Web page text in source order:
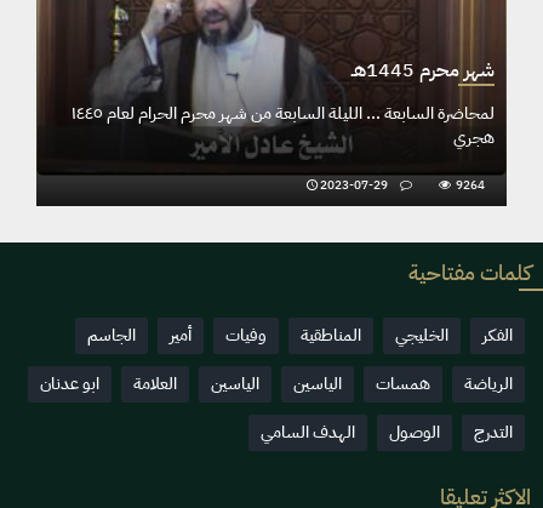
شهر محرم 1445هـ
هجري
المحاضرة السادسة ... الليلة السادسة من شهر محرم الحرام لعام ١٤٤٥
كلمات مفتاحية
الفكر الخليجي المناطقية وفيات أمير
الجاسم
الرياضة
همسات الياسين الياسين العلامة
ابو عدنان
التدرج
الوصول الهدف السامي
الاكثر تعليقا